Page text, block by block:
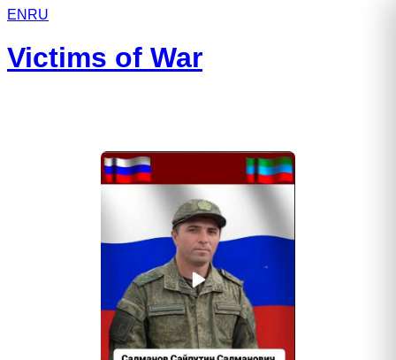
EN RU
Victims of War